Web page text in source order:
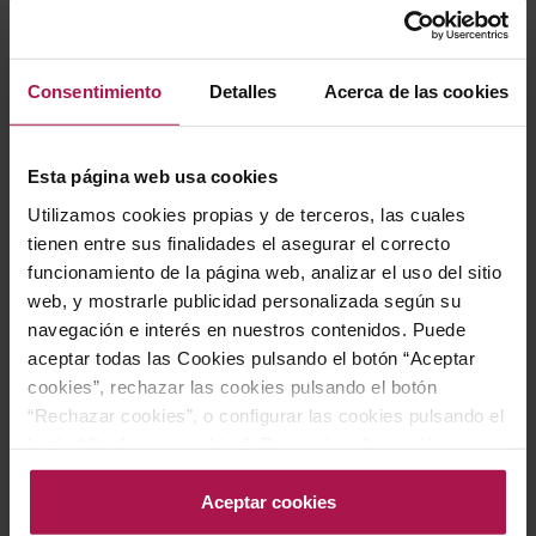
Consentimiento Detalles Acerca de las cookies
Esta página web usa cookies
Utilizamos cookies propias y de terceros, las cuales
tienen entre sus finalidades el asegurar el correcto
funcionamiento de la página web, analizar el uso del sitio
web, y mostrarle publicidad personalizada según su
navegación e interés en nuestros contenidos. Puede
aceptar todas las Cookies pulsando el botón “Aceptar
cookies”, rechazar las cookies pulsando el botón
“Rechazar cookies”, o configurar las cookies pulsando el
acceda a nuestra Política de Cookies.Para más
información acceda a nuestraPolítica de Cookies
Aceptar cookies
intensa y muy franca, con notas de fruta blanca
(manzana verde, pera fresca), fruta de hueso (melocotón
blanco, albaricoque suave) y toques cítricos (lima, piel de
cuerpo medio y textura sedosa. El final es largo, cítrico y
Un blanco fácil de disfrutar y al mismo tiempo con
identidad, ideal tanto para quienes descubren el Albariño
como para amantes de los blancos atlánticos.
4. Maridajes: ideas para
disfrutarlo
Marisco y pescado: almejas, navajas, mejillones al vapor,